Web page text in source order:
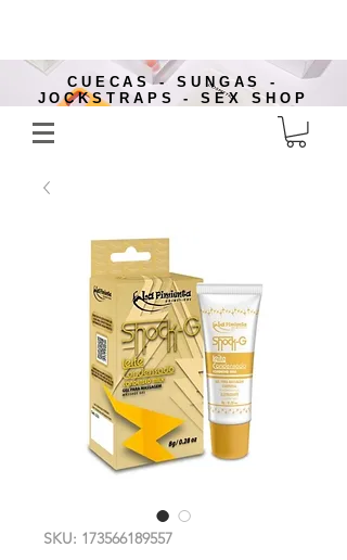
CUECAS - SUNGAS -
JOCKSTRAPS - SEX SHOP
SKU: 173566189557